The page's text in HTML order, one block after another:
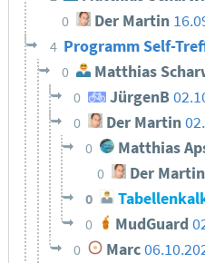
0 Der Martin
4 Programm Self-
0 Matthias
0 JürgenB
0 Der Martin
0 Matthias
0 Der Martin
0
0 MudGuard
0 Marc